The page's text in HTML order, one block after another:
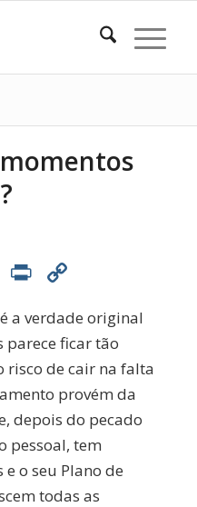
WhatsApp
Print
a verdade original
parece ficar tão
risco de cair na falta
provém da
depois do pecado
pessoal, tem
o seu Plano de
todas as